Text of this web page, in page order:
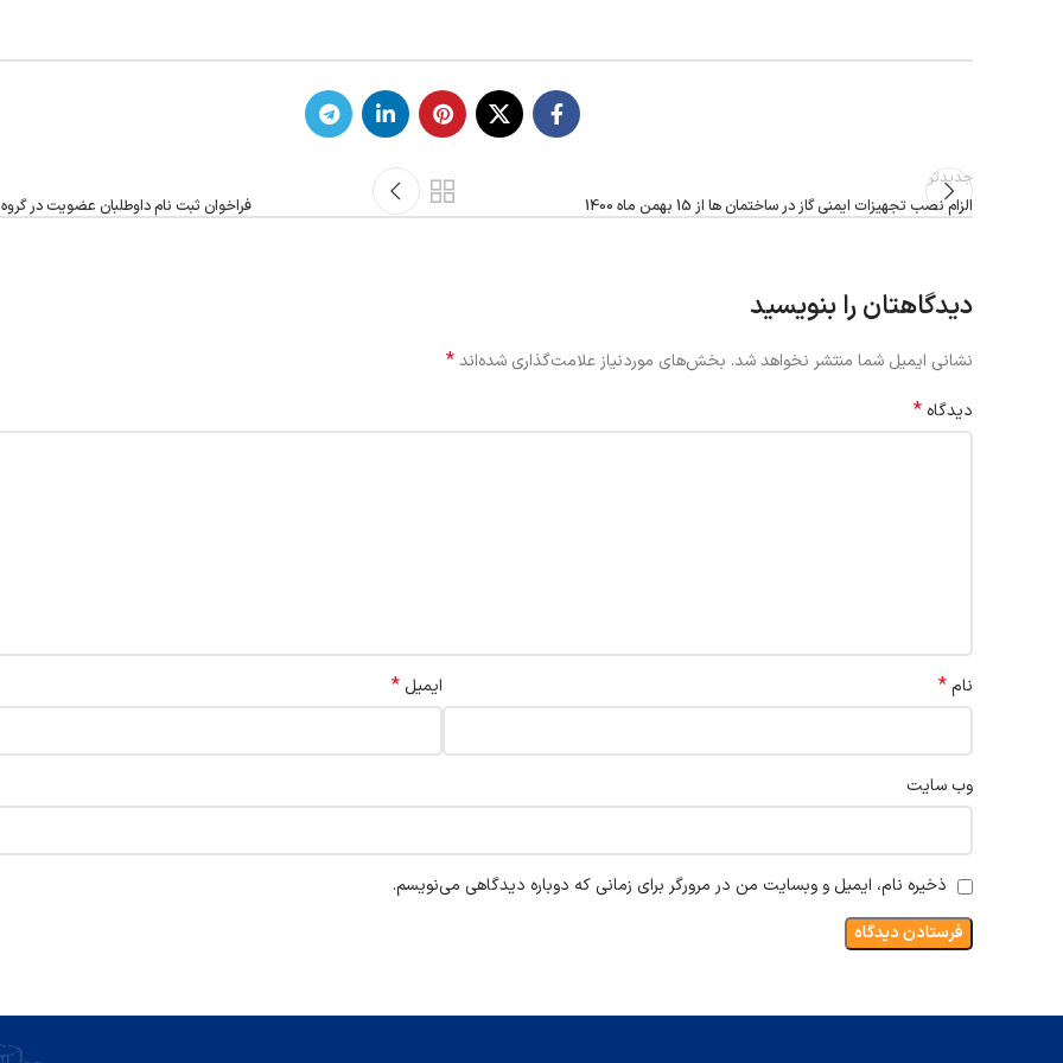
جدیدتر
الزام نصب تجهیزات ایمنی گاز در ساختمان ها از 15 بهمن ماه 1400
فراخوان ثبت نام داوطلبان عضویت در
دیدگاهتان را بنویسید
نشانی ایمیل شما منتشر نخواهد شد. بخش‌های موردنیاز علامت‌گذاری شده‌اند*
دیدگاه *
نام* ایمیل *
وب‌ سایت
ذخیره نام، ایمیل و وبسایت من در مرورگر برای زمانی که دوباره دیدگاهی می‌نویسم.